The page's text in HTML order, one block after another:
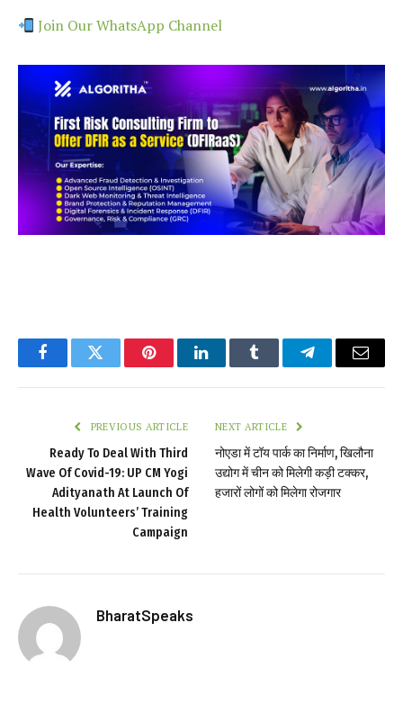
Join Our WhatsApp Channel
FacebookTwitter PinterestLinkedInTumblr TelegramEmail
PREVIOUS ARTICLE
Ready To Deal With Third
Wave Of Covid-19: UP CM Yogi
Adityanath At Launch Of
Health Volunteers’ Training
Campaign
NEXT ARTICLE
नोएडा में टॉय पार्क का निर्माण, खिलौना
उद्योग में चीन को मिलेगी कड़ी टक्कर,
हजारों लोगों को मिलेगा रोजगार
BharatSpeaks